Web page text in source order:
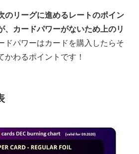
のリーグに進めるレートのポイン
、カードパワーがないため上のリ
ドパワーはカードを購入したらそ
わるポイントです！